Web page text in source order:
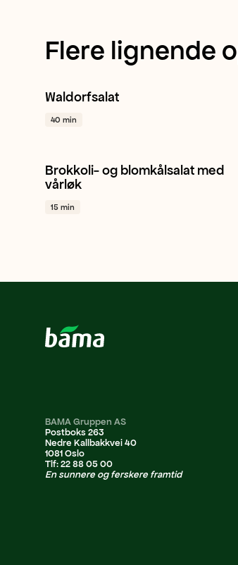
Flere lignende
Eple Ananas
Waldorfsalat
40 min
Blomkål Brokkoli Vårløk + 1
Brokkoli- og blomkålsalat med
vårløk
15 min
BAMA Gruppen AS
Postboks 263
Nedre Kallbakkvei 40
1081 Oslo
Tlf: 22 88 05 00
En sunnere og ferskere framtid